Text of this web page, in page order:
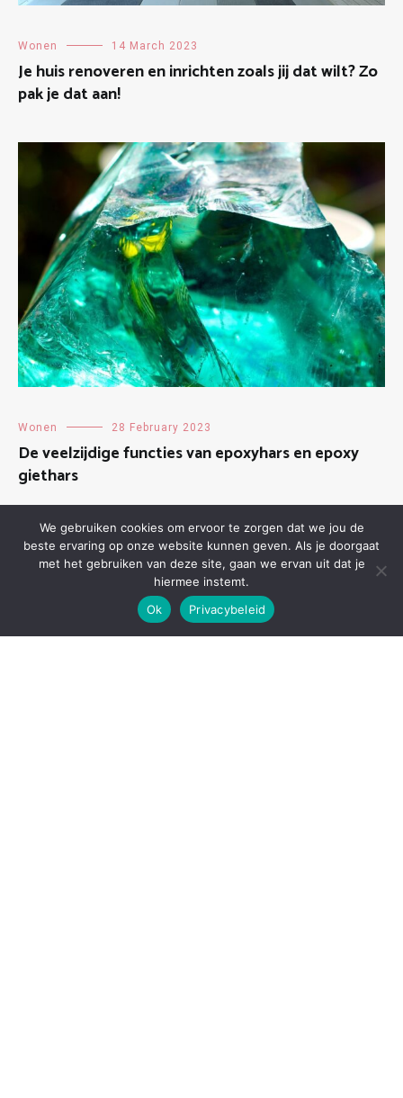
Wonen 14 March 2023
Je huis renoveren en inrichten zoals jij dat wilt? Zo
pak je dat aan!
Wonen 28 February 2023
De veelzijdige functies van epoxyhars en epoxy
giethars
We gebruiken cookies om ervoor te zorgen dat we jou de
beste ervaring op onze website kunnen geven. Als je doorgaat
met het gebruiken van deze site, gaan we ervan uit dat je
hiermee instemt.
Ok
Privacybeleid